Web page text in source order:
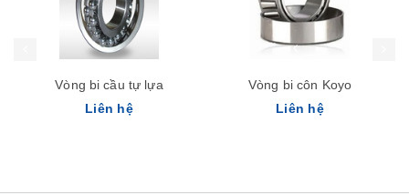
Vòng bi cầu tự lựa
Liên hệ
Vòng bi côn Koyo
Liên hệ